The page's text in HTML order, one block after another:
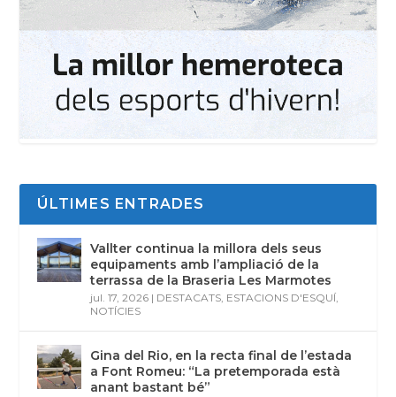
ÚLTIMES ENTRADES
Vallter continua la millora dels seus
equipaments amb l’ampliació de la
terrassa de la Braseria Les Marmotes
jul. 17, 2026 | DESTACATS, ESTACIONS D'ESQUÍ,
NOTÍCIES
Gina del Rio, en la recta final de l’estada
a Font Romeu: “La pretemporada està
anant bastant bé”